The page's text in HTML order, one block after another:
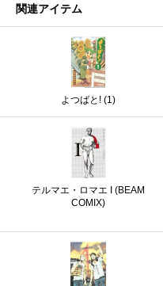
関連アイテム
よつばと! (1)
テルマエ・ロマエ I (BEAM
COMIX)